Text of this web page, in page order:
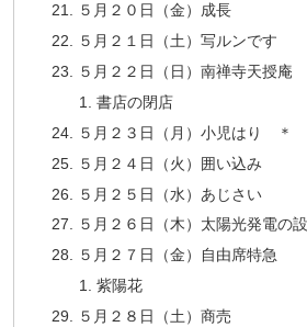
５月２０日（金）成長
５月２１日（土）写ルンです
５月２２日（日）南禅寺天授庵
書店の閉店
５月２３日（月）小児はり ＊
５月２４日（火）囲い込み
５月２５日（水）あじさい
５月２６日（木）太陽光発電の
５月２７日（金）自由席特急
紫陽花
５月２８日（土）商売